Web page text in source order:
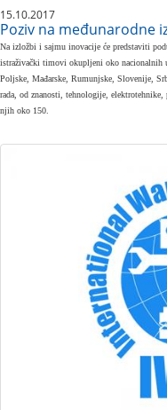
15.10.2017
Poziv na međunarodne
Na izložbi i sajmu inovacije će predstaviti
istraživački timovi okupljeni oko nacionalnih
Poljske, Mađarske, Rumunjske, Slovenije,
rada, od znanosti, tehnologije, elektrotehnike,
njih oko 150.